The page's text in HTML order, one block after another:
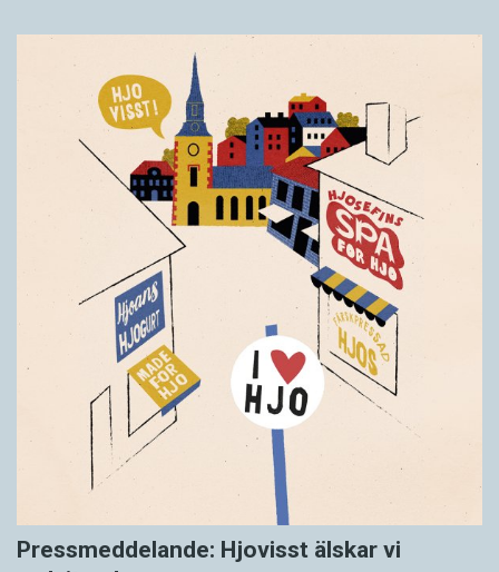
Pressmeddelande: Hjovisst älskar vi